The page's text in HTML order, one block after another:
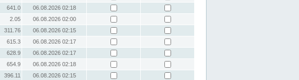
641.0
06.08.2026 02:18
2.05
06.08.2026 02:00
311.76
06.08.2026 02:15
615.3
06.08.2026 02:17
628.9
06.08.2026 02:17
654.9
06.08.2026 02:18
396.11 06.08.2026 02:15